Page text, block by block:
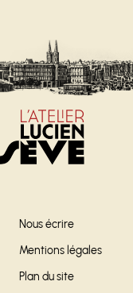
Nous écrire
Mentions légales
Plan du site